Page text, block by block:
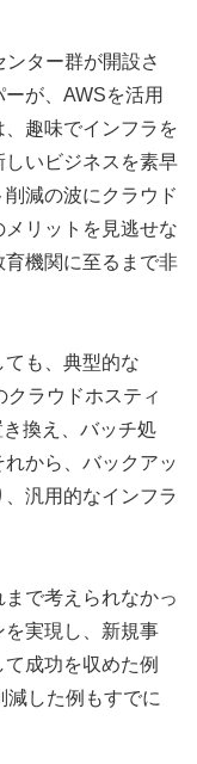
ター群が開設さ
が、AWSを活用
趣味でインフラを
いビジネスを素早
減の波にクラウド
リットを見逃せな
機関に至るまで非
も、典型的な
ラウドホスティ
換え、バッチ処
から、バックアッ
汎用的なインフラ
で考えられなかっ
実現し、新規事
成功を収めた例
した例もすでに